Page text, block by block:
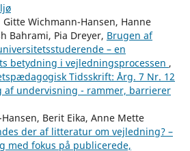
Gitte Wichmann-Hansen, Hanne
Bahrami, Pia Dreyer, Brugen af
– en
betydning i vejledningsprocessen ,
Tidsskrift: Årg. 7 Nr. 12
af undervisning - rammer, barrierer
Berit Eika, Anne Mette
der af litteratur om vejledning? –
med fokus på publicerede,